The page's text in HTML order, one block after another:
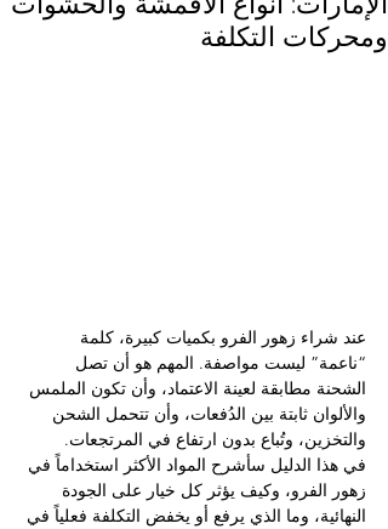
ومحركات التكلفة
عند شراء زهور الفرو بكميات كبيرة، كلمة
“ناعمة” ليست مواصفة. المهم هو أن تصل
الشحنة مطابقة لعينة الاعتماد، وأن تكون الملمس
والألوان ثابتة بين الدُفعات، وأن تتحمل الشحن
والتخزين، وتُباع بدون ارتفاع في المرتجعات.
في هذا الدليل سأشرح المواد الأكثر استخداماً في
زهور الفرو، وكيف يؤثر كل خيار على الجودة
النهائية، وما الذي يرفع أو يخفض التكلفة فعلياً في